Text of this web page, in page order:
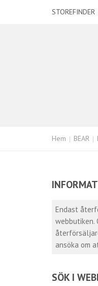
STOREFINDER
Hem BEAR
Endast
webbutiken.
ansöka om
SÖK I